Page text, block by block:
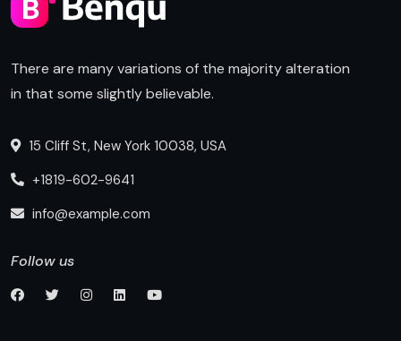
There are many variations of the majority alteration
in that some slightly believable.
15 Cliff St, New York 10038, USA
+1819-602-9641
info@example.com
Follow us